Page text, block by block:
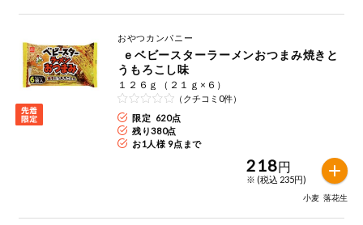
おやつカンパニー
うもろこし味
１２６ｇ（２１ｇ×６）
（クチコミ0件）
限定 620点
残り380点
お1人様 9点まで
218円
※ (税込 235円)
小麦 落花生